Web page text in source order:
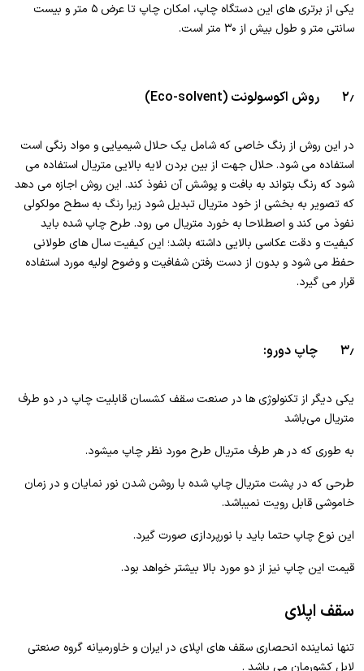
یکی از برتری های این دستگاه چاپ، امکان چاپ تا عرض ۵ متر و بیست
سانتی متر و طول بیش از ۳۰ متر است.
۲٫ روش اکوسولونت (Eco-solvent)
در این روش از رنگ خاصی که شامل یک حلال شیمیایی و مواد رنگی است
استفاده می شود. حلال جهت از بین بردن لایه بالایی متریال استفاده می
شود که رنگ بتواند به بافت و پوشش آن نفوذ کند. این روش اجازه می دهد
که تصویر به بخشی از خود متریال تبدیل شود زیرا رنگ به سطح مولکولی
نفوذ می کند و اصطلاحا به خورد متریال می رود. طرح چاپ شده باید
کیفیت و دقت عکاسی بالایی داشته باشد؛ این کیفیت سال های طولانی
حفظ می شود و بدون از دست رفتن شفافیت و وضوح اولیه مورد استفاده
قرار می گیرد.
۳٫ چاپ دورو:
یکی دیگر از تکنولوژی ها در صنعت سقف کشسان قابلیت چاپ در دو طرف
متریال می‌باشد
به طوری که در هر طرف متریال طرح مورد نظر چاپ میشود.
طرحی که در پشت متریال چاپ شده با روشن شدن نور نمایان و در زمان
خاموشی قابل رویت نمیباشد.
این نوع چاپ حتما باید با نورپردازی صورت گیرد.
قیمت این چاپ نیز از دو مورد بالا بیشتر خواهد بود.
سقف اپلای
تنها نماینده انحصاری سقف های اپلای در ایران و خاورمیانه گروه صنعتی
لابل کشورمان می باشد .